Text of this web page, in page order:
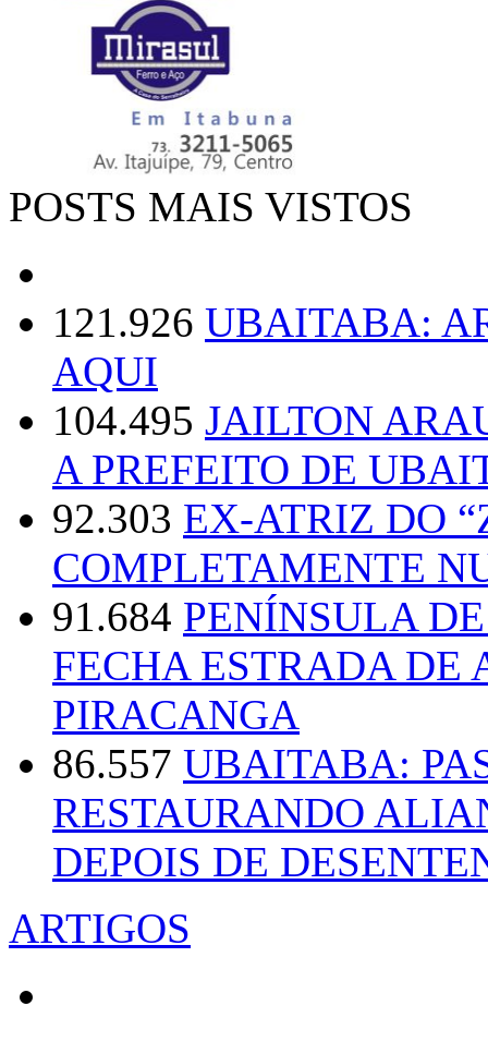
POSTS MAIS VISTOS
121.926 UBAITABA:
AQUI
104.495 JAILTON
A PREFEITO DE
92.303 EX-ATRIZ DO
COMPLETAMENTE
91.684 PENÍNSULA
FECHA ESTRADA DE
PIRACANGA
86.557 UBAITABA:
RESTAURANDO
DEPOIS DE
ARTIGOS